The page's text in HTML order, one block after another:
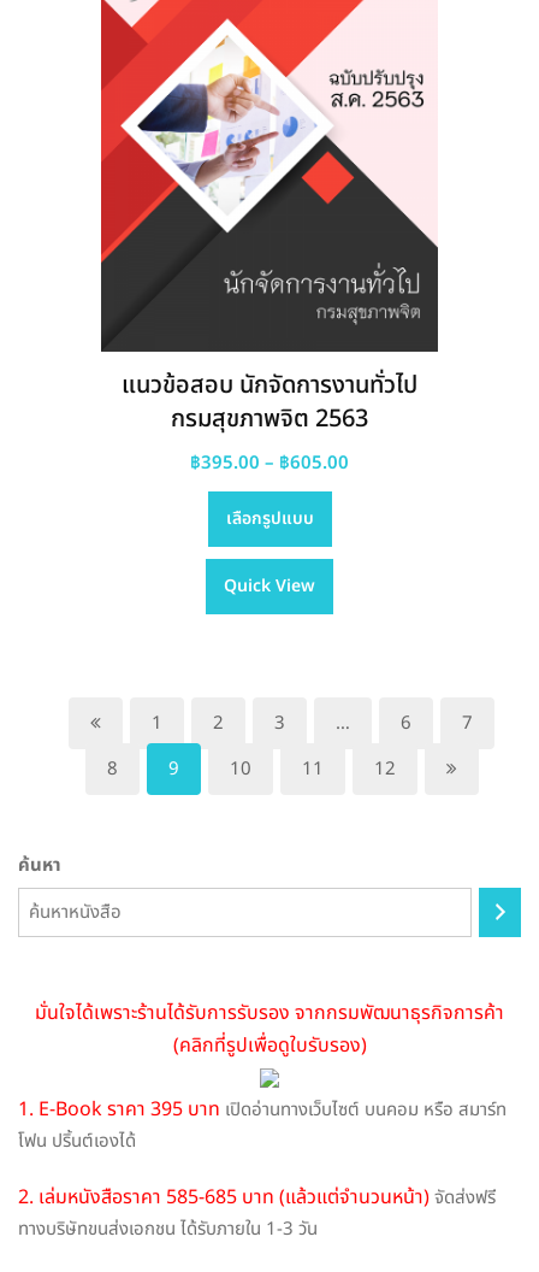
chosen
the
product
page
แนวข้อสอบ นักจัดการงานทั่วไป
กรมสุขภาพจิต 2563
฿395.00 – ฿605.00
เลือกรูปแบบ
This
has
variants.
chosen
Quick View
1 2 3 … 6
7
8
9 10 11 12
ค้นหา
มั่นใจได้เพราะร้านได้รับการรับรอง จากกรมพัฒนาธุรกิจการค้า
(คลิกที่รูปเพื่อดูใบรับรอง)
1. E-Book ราคา 395 บาท เปิดอ่านทางเว็บไซต์ บนคอม หรือ สมาร์ท
โฟน ปริ้นต์เองได้
2. เล่มหนังสือราคา 585-685 บาท (แล้วแต่จำนวนหน้า)จัดส่งฟรี
ทางบริษัทขนส่งเอกชน ได้รับภายใน 1-3 วัน